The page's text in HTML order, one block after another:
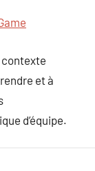
contexte
et à
d’équipe.